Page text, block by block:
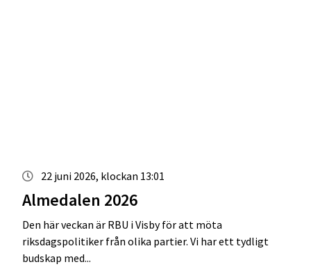
22 juni 2026, klockan 13:01
Almedalen 2026
Den här veckan är RBU i Visby för att möta
riksdagspolitiker från olika partier. Vi har ett tydligt
budskap med...